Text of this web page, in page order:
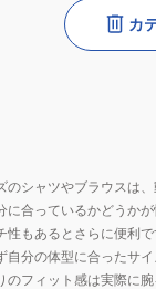
カ
シャツやブラウスは
合っているかどうか
もあるとさらに便利で
分の体型に合ったサ
フィット感は実際に